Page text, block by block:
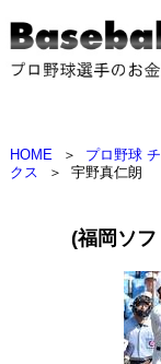
HOME ＞ プロ野球
クス
＞ 宇野真仁朗
(福岡ソ